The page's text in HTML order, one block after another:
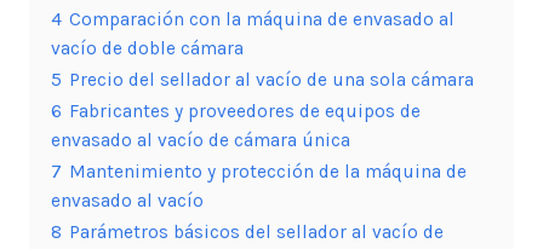
4 Comparación con la máquina de envasado al
vacío de doble cámara
5 Precio del sellador al vacío de una sola cámara
6 Fabricantes y proveedores de equipos de
envasado al vacío de cámara única
7 Mantenimiento y protección de la máquina de
envasado al vacío
8 Parámetros básicos del sellador al vacío de